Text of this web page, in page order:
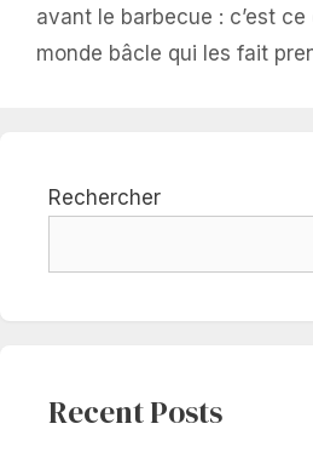
avant le barbecue : c’est
monde bâcle qui les fait
Rechercher
Recent Posts